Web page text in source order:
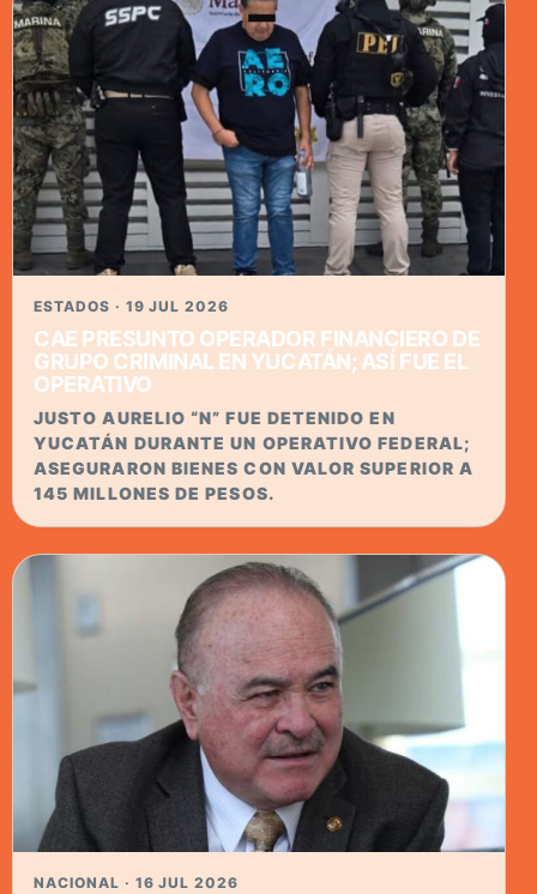
ESTADOS · 19 JUL 2026
CAE PRESUNTO OPERADOR FINANCIERO DE
GRUPO CRIMINAL EN YUCATÁN; ASÍ FUE EL
OPERATIVO
JUSTO AURELIO “N” FUE DETENIDO EN
YUCATÁN DURANTE UN OPERATIVO FEDERAL;
ASEGURARON BIENES CON VALOR SUPERIOR A
145 MILLONES DE PESOS.
NACIONAL · 16 JUL 2026